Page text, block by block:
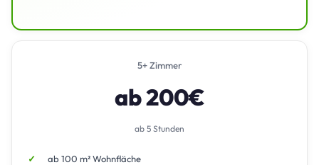
5+ Zimmer
ab 200€
ab 5 Stunden
ab 100 m² Wohnfläche